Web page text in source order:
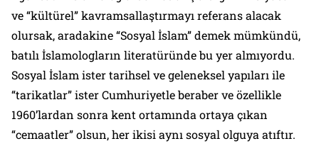
ve “kültürel” kavramsallaştırmayı referans alacak
olursak, aradakine “Sosyal İslam” demek mümkündü,
batılı İslamologların literatüründe bu yer almıyordu.
Sosyal İslam ister tarihsel ve geleneksel yapıları ile
“tarikatlar” ister Cumhuriyetle beraber ve özellikle
1960’lardan sonra kent ortamında ortaya çıkan
“cemaatler” olsun, her ikisi aynı sosyal olguya atıftır.